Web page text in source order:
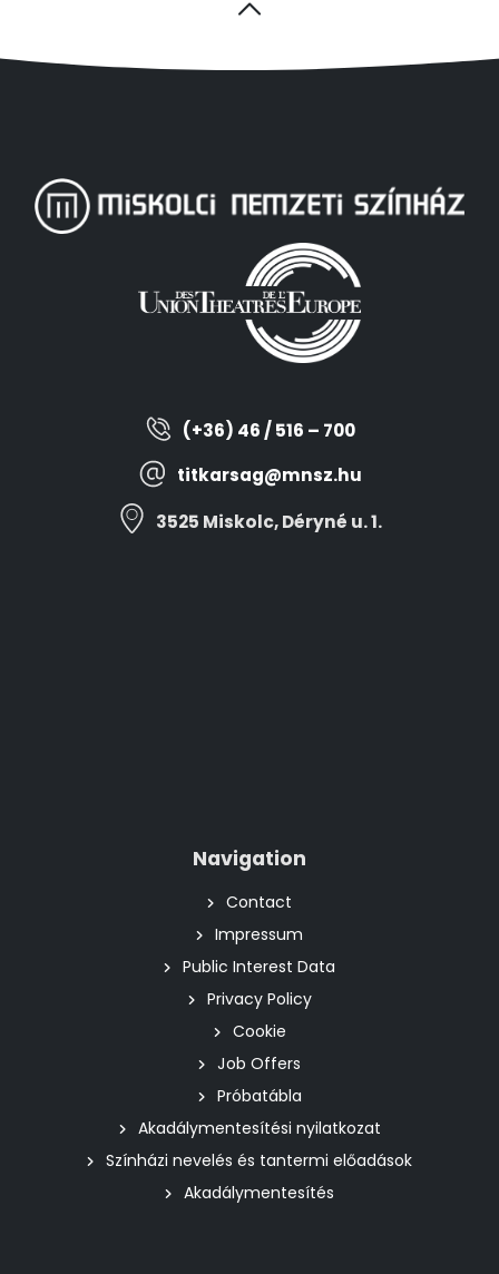
(+36) 46 / 516 – 700
titkarsag@mnsz.hu
3525 Miskolc, Déryné u. 1.
Navigation
Contact
Impressum
Public Interest Data
Privacy Policy
Cookie
Job Offers
Próbatábla
Akadálymentesítési nyilatkozat
Színházi nevelés és tantermi előadások
Akadálymentesítés